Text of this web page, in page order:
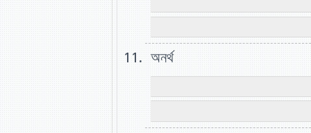
অনর্থ